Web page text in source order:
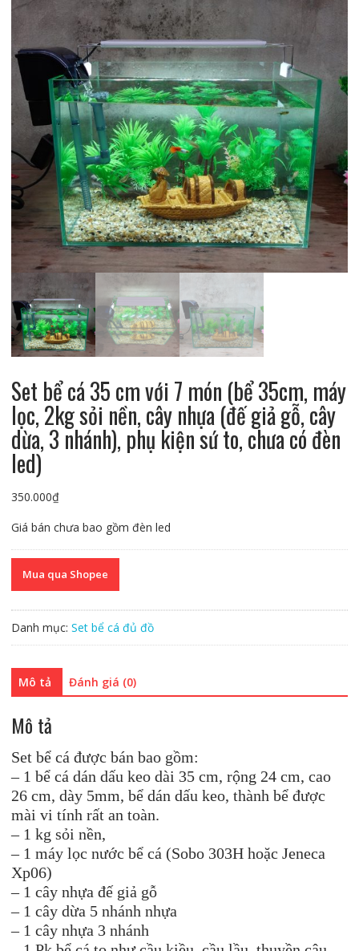
Set bể cá 35 cm với 7 món (bể 35cm, máy
lọc, 2kg sỏi nền, cây nhựa (đế giả gỗ, cây
dừa, 3 nhánh), phụ kiện sứ to, chưa có đèn
led)
350.000₫
Giá bán chưa bao gồm đèn led
Mua qua Shopee
Danh mục: Set bể cá đủ đồ
Mô tả Đánh giá (0)
Mô tả
Set bể cá được bán bao gồm:
– 1 bể cá dán dấu keo dài 35 cm, rộng 24 cm, cao
26 cm, dày 5mm, bể dán dấu keo, thành bể được
mài vi tính rất an toàn.
– 1 kg sỏi nền,
– 1 máy lọc nước bể cá (Sobo 303H hoặc Jeneca
Xp06)
– 1 cây nhựa đế giả gỗ
– 1 cây dừa 5 nhánh nhựa
– 1 cây nhựa 3 nhánh